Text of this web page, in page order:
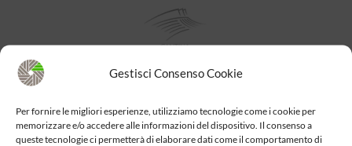
Gestisci Consenso Cookie
Per fornire le migliori esperienze, utilizziamo tecnologie come i cookie per
memorizzare e/o accedere alle informazioni del dispositivo. Il consenso a
queste tecnologie ci permetterà di elaborare dati come il comportamento di